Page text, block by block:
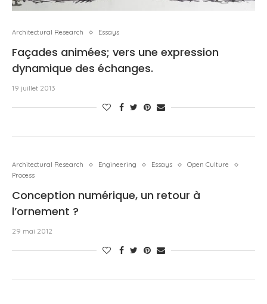
Architectural Research Essays
Façades animées; vers une expression
dynamique des échanges.
19 juillet 2013
Architectural Research Engineering Essays
Open Culture
Process
Conception numérique, un retour à
l’ornement ?
29 mai 2012